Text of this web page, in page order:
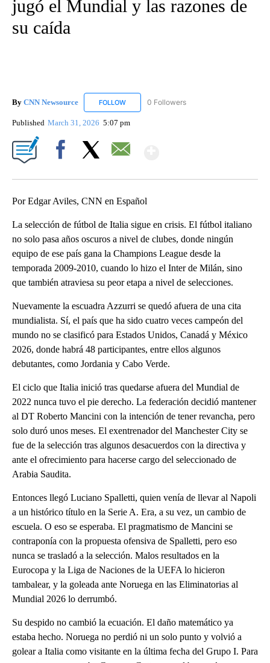
jugó el Mundial y las razones de
su caída
By CNN Newsource FOLLOW FOLLOW "CNN NEWSOURCE" TO RECEIVE
0 Followers
Published March 31, 2026 5:07 pm
Por Edgar Aviles, CNN en Español
La selección de fútbol de Italia sigue en crisis. El fútbol italiano
no solo pasa años oscuros a nivel de clubes, donde ningún
equipo de ese país gana la Champions League desde la
temporada 2009-2010, cuando lo hizo el Inter de Milán, sino
que también atraviesa su peor etapa a nivel de selecciones.
Nuevamente la escuadra Azzurri se quedó afuera de una cita
mundialista. Sí, el país que ha sido cuatro veces campeón del
mundo no se clasificó para Estados Unidos, Canadá y México
2026, donde habrá 48 participantes, entre ellos algunos
debutantes, como Jordania y Cabo Verde.
El ciclo que Italia inició tras quedarse afuera del Mundial de
2022 nunca tuvo el pie derecho. La federación decidió mantener
al DT Roberto Mancini con la intención de tener revancha, pero
solo duró unos meses. El exentrenador del Manchester City se
fue de la selección tras algunos desacuerdos con la directiva y
ante el ofrecimiento para hacerse cargo del seleccionado de
Arabia Saudita.
Entonces llegó Luciano Spalletti, quien venía de llevar al Napoli
a un histórico título en la Serie A. Era, a su vez, un cambio de
escuela. O eso se esperaba. El pragmatismo de Mancini se
contraponía con la propuesta ofensiva de Spalletti, pero eso
nunca se trasladó a la selección. Malos resultados en la
Eurocopa y la Liga de Naciones de la UEFA lo hicieron
tambalear, y la goleada ante Noruega en las Eliminatorias al
Mundial 2026 lo derrumbó.
Su despido no cambió la ecuación. El daño matemático ya
estaba hecho. Noruega no perdió ni un solo punto y volvió a
golear a Italia como visitante en la última fecha del Grupo I. Para